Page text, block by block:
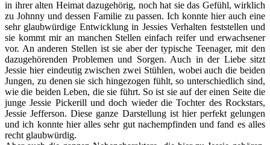
in ihrer alten Heimat dazugehörig, noch hat sie das Gefühl, wirklich
zu Johnny und dessen Familie zu passen. Ich konnte hier auch eine
sehr glaubwürdige Entwicklung in Jessies Verhalten feststellen und
sie kommt mir an manchen Stellen einfach reifer und erwachsener
vor. An anderen Stellen ist sie aber der typische Teenager, mit den
dazugehörenden Problemen und Sorgen. Auch in der Liebe sitzt
Jessie hier eindeutig zwischen zwei Stühlen, wobei auch die beiden
Jungen, zu denen sie sich hingezogen fühlt, so unterschiedlich sind,
wie die beiden Leben, die sie führt. So ist sie auf der einen Seite die
junge Jessie Pickerill und doch wieder die Tochter des Rockstars,
Jessie Jefferson. Diese ganze Darstellung ist hier perfekt gelungen
und ich konnte hier alles sehr gut nachempfinden und fand es alles
recht glaubwürdig.